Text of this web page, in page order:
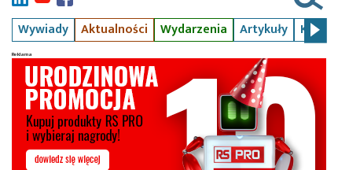
Wywiady Aktualności Wydarzenia Artykuły Kursy